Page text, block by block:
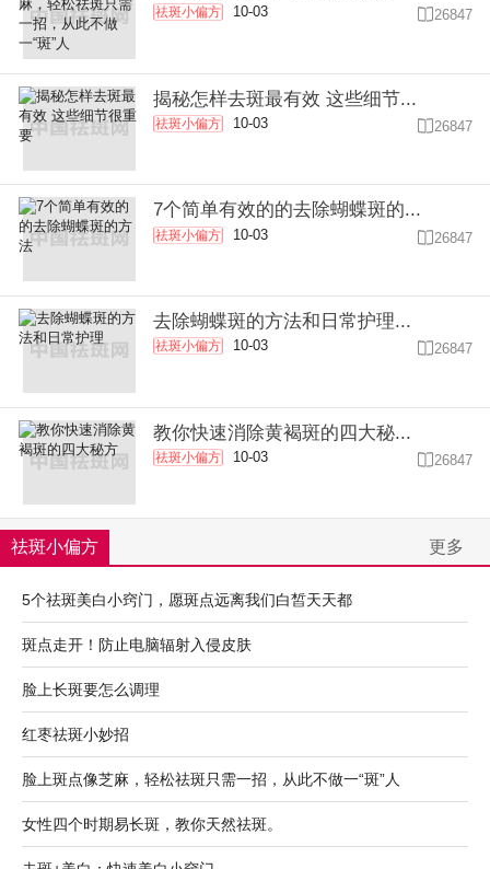
祛斑小偏方 10-03 26847
揭秘怎样去斑最有效 这些细节...
祛斑小偏方 10-03  26847
7个简单有效的的去除蝴蝶斑的...
祛斑小偏方 10-03 26847
去除蝴蝶斑的方法和日常护理...
祛斑小偏方 10-03 26847
教你快速消除黄褐斑的四大秘...
祛斑小偏方 10-03  26847
祛斑小偏方 更多
5个祛斑美白小窍门，愿斑点远离我们白皙天天都
斑点走开！防止电脑辐射入侵皮肤
脸上长斑要怎么调理
红枣祛斑小妙招
脸上斑点像芝麻，轻松祛斑只需一招，从此不做一“斑”人
女性四个时期易长斑，教你天然祛斑。